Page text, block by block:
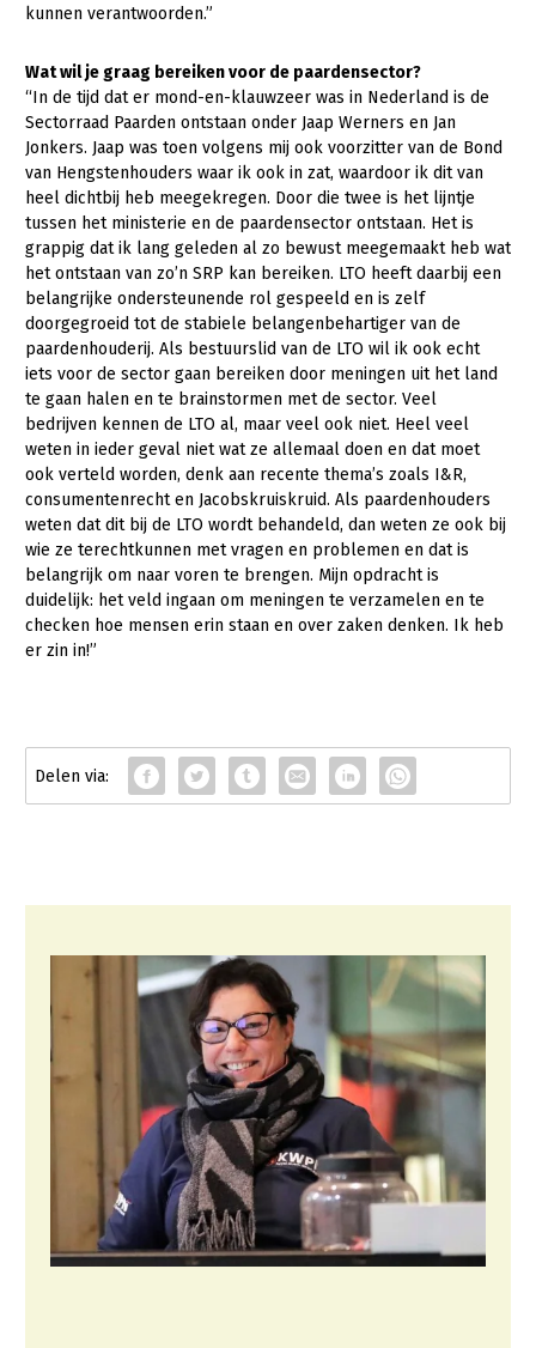
kunnen verantwoorden.”
Wat wil je graag bereiken voor de paardensector?
“In de tijd dat er mond-en-klauwzeer was in Nederland is de
Sectorraad Paarden ontstaan onder Jaap Werners en Jan
Jonkers. Jaap was toen volgens mij ook voorzitter van de Bond
van Hengstenhouders waar ik ook in zat, waardoor ik dit van
heel dichtbij heb meegekregen. Door die twee is het lijntje
tussen het ministerie en de paardensector ontstaan. Het is
grappig dat ik lang geleden al zo bewust meegemaakt heb wat
het ontstaan van zo’n SRP kan bereiken. LTO heeft daarbij een
belangrijke ondersteunende rol gespeeld en is zelf
doorgegroeid tot de stabiele belangenbehartiger van de
paardenhouderij. Als bestuurslid van de LTO wil ik ook echt
iets voor de sector gaan bereiken door meningen uit het land
te gaan halen en te brainstormen met de sector. Veel
bedrijven kennen de LTO al, maar veel ook niet. Heel veel
weten in ieder geval niet wat ze allemaal doen en dat moet
ook verteld worden, denk aan recente thema’s zoals I&R,
consumentenrecht en Jacobskruiskruid. Als paardenhouders
weten dat dit bij de LTO wordt behandeld, dan weten ze ook bij
wie ze terechtkunnen met vragen en problemen en dat is
belangrijk om naar voren te brengen. Mijn opdracht is
duidelijk: het veld ingaan om meningen te verzamelen en te
checken hoe mensen erin staan en over zaken denken. Ik heb
er zin in!”